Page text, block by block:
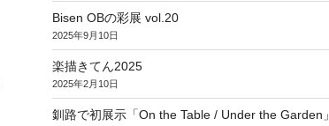
Bisen OBの彩展 vol.20
2025年9月10日
楽描きてん2025
2025年2月10日
釧路で初展示「On the Table / Under the Garden」